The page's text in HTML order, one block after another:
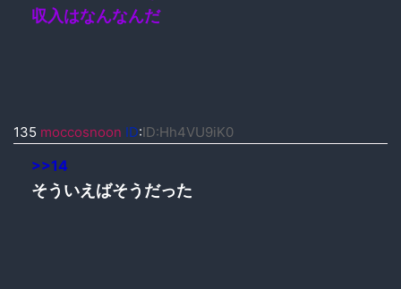
収入はなんなんだ
135 moccosnoon ID:ID:Hh4VU9iK0
>>14
そういえばそうだった